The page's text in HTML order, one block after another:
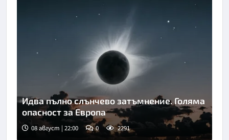
Идва пълно слънчево затъмнение. Голяма
опасност за Европа
08 август | 22:00 0 2291